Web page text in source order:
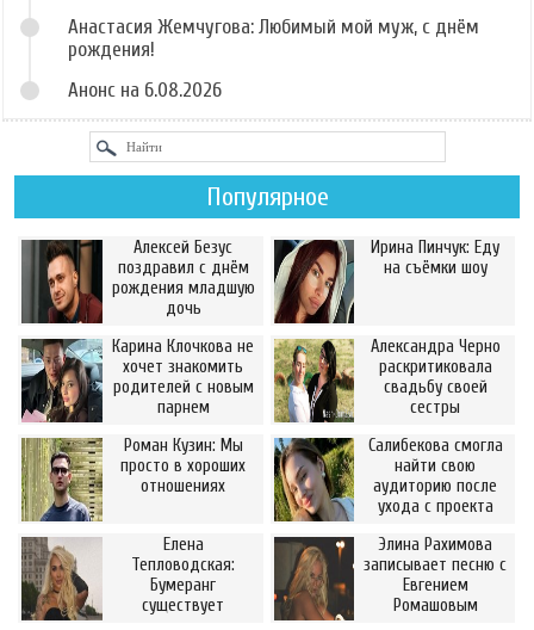
Анастасия Жемчугова: Любимый мой муж, с днём
рождения!
Анонс на 6.08.2026
Популярное
Алексей Безус
поздравил с днём
рождения младшую
дочь
Ирина Пинчук: Еду
на съёмки шоу
Карина Клочкова не
хочет знакомить
родителей с новым
парнем
Александра Черно
раскритиковала
свадьбу своей
сестры
Роман Кузин: Мы
просто в хороших
отношениях
Салибекова смогла
найти свою
аудиторию после
ухода с проекта
Елена
Тепловодская:
Бумеранг
существует
Элина Рахимова
записывает песню с
Евгением
Ромашовым